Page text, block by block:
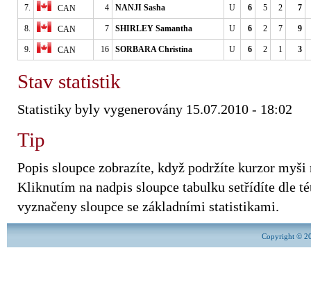
7. CAN 4 NANJI Sasha U 6 5 2 7
8. CAN 7 SHIRLEY Samantha U 6 2 7 9
9. CAN 16 SORBARA Christina U 6 2 1 3
Stav statistik
Statistiky byly vygenerovány 15.07.2010 - 18:02
Tip
Popis sloupce zobrazíte, když podržíte kurzor myši
Kliknutím na nadpis sloupce tabulku setřídíte dle
vyznačeny sloupce se základními statistikami.
Copyright ©